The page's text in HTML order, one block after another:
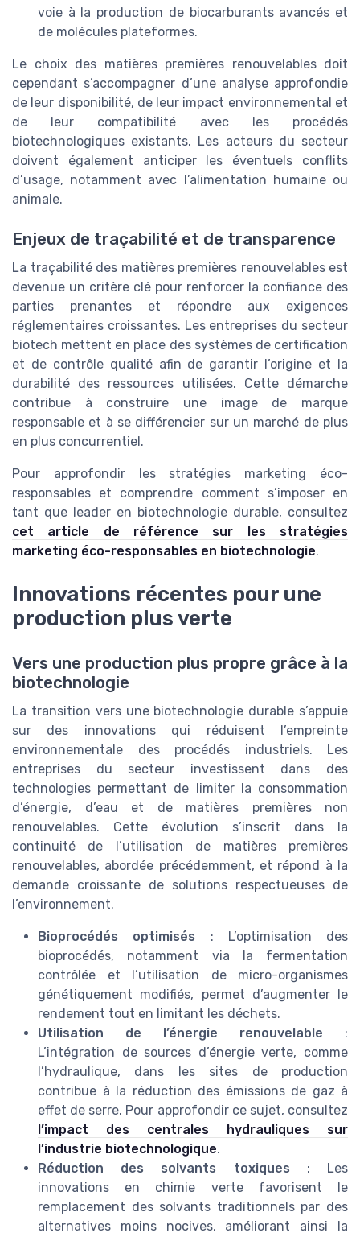
voie à la production de biocarburants avancés et
de molécules plateformes.
Le choix des matières premières renouvelables doit
cependant s’accompagner d’une analyse approfondie
de leur disponibilité, de leur impact environnemental et
de leur compatibilité avec les procédés
biotechnologiques existants. Les acteurs du secteur
doivent également anticiper les éventuels conflits
d’usage, notamment avec l’alimentation humaine ou
animale.
Enjeux de traçabilité et de transparence
La traçabilité des matières premières renouvelables est
devenue un critère clé pour renforcer la confiance des
parties prenantes et répondre aux exigences
réglementaires croissantes. Les entreprises du secteur
biotech mettent en place des systèmes de certification
et de contrôle qualité afin de garantir l’origine et la
durabilité des ressources utilisées. Cette démarche
contribue à construire une image de marque
responsable et à se différencier sur un marché de plus
en plus concurrentiel.
Pour approfondir les stratégies marketing éco-
responsables et comprendre comment s’imposer en
tant que leader en biotechnologie durable, consultez
cet article de référence sur les stratégies
marketing éco-responsables en biotechnologie.
Innovations récentes pour une
production plus verte
Vers une production plus propre grâce à la
biotechnologie
La transition vers une biotechnologie durable s’appuie
sur des innovations qui réduisent l’empreinte
environnementale des procédés industriels. Les
entreprises du secteur investissent dans des
technologies permettant de limiter la consommation
d’énergie, d’eau et de matières premières non
renouvelables. Cette évolution s’inscrit dans la
continuité de l’utilisation de matières premières
renouvelables, abordée précédemment, et répond à la
demande croissante de solutions respectueuses de
l’environnement.
Bioprocédés optimisés : L’optimisation des
bioprocédés, notamment via la fermentation
contrôlée et l’utilisation de micro-organismes
génétiquement modifiés, permet d’augmenter le
rendement tout en limitant les déchets.
Utilisation de l’énergie renouvelable :
L’intégration de sources d’énergie verte, comme
l’hydraulique, dans les sites de production
contribue à la réduction des émissions de gaz à
effet de serre. Pour approfondir ce sujet, consultez
l’impact des centrales hydrauliques sur
l’industrie biotechnologique.
Réduction des solvants toxiques : Les
innovations en chimie verte favorisent le
remplacement des solvants traditionnels par des
alternatives moins nocives, améliorant ainsi la